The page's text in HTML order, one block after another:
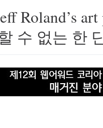
Roland’s art
수 없는 한